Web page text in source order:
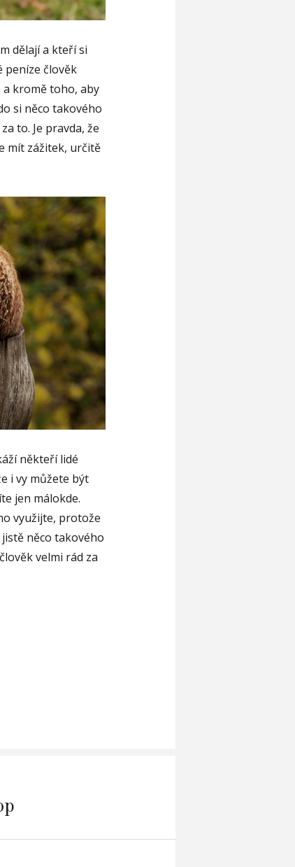
dělají a kteří si
peníze člověk
kromě toho, aby
si něco takového
to. Je pravda, že
mít zážitek, určitě
někteří lidé
i vy můžete být
jen málokde.
využijte, protože
něco takového
velmi rád za